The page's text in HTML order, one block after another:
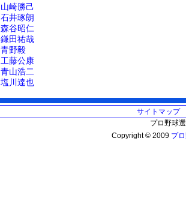
山崎勝己
石井琢朗
森谷昭仁
鎌田祐哉
青野毅
工藤公康
青山浩二
塩川達也
サイトマップ
プロ野球
Copyright © 2009 プ